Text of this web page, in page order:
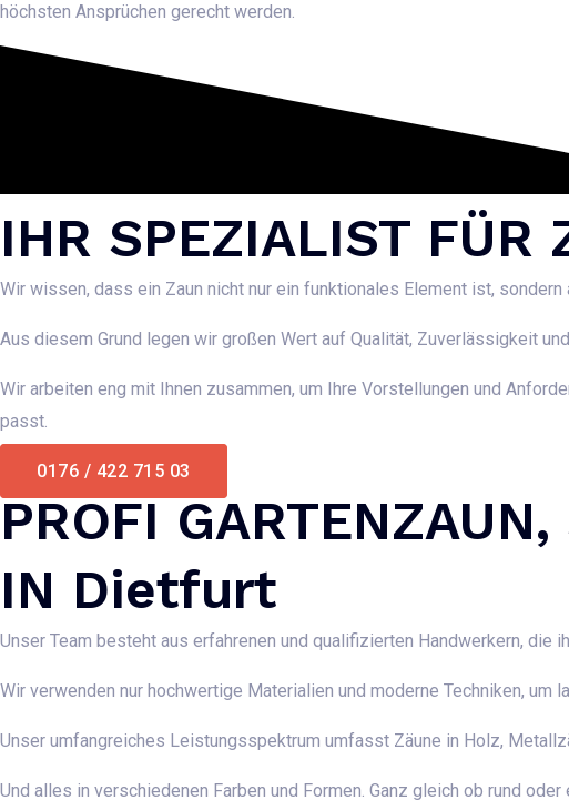
höchsten Ansprüchen gerecht werden.
IHR SPEZIALIST FÜR
Wir wissen, dass ein Zaun nicht nur ein funktionales Element ist,
Aus diesem Grund legen wir großen Wert auf Qualität, Zuverlässigkeit
Wir arbeiten eng mit Ihnen zusammen, um Ihre Vorstellungen und
passt.
0176 / 422 715 03
PROFI
IN Dietfurt
Unser Team besteht aus erfahrenen und qualifizierten Handwerkern, die
Wir verwenden nur hochwertige Materialien und moderne Techniken, um
Unser umfangreiches Leistungsspektrum umfasst Zäune in Holz,
Und alles in verschiedenen Farben und Formen. Ganz gleich ob rund